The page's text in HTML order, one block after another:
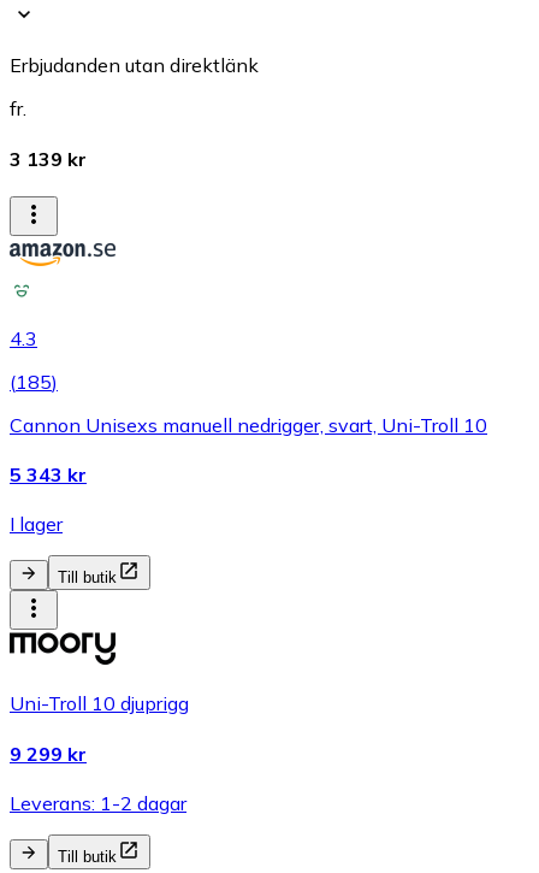
Erbjudanden utan direktlänk
fr.
3 139 kr
4.3
(185)
Cannon Unisexs manuell nedrigger, svart, Uni-Troll 10
5 343 kr
I lager
Till butik
Uni-Troll 10 djuprigg
9 299 kr
Leverans: 1-2 dagar
Till butik